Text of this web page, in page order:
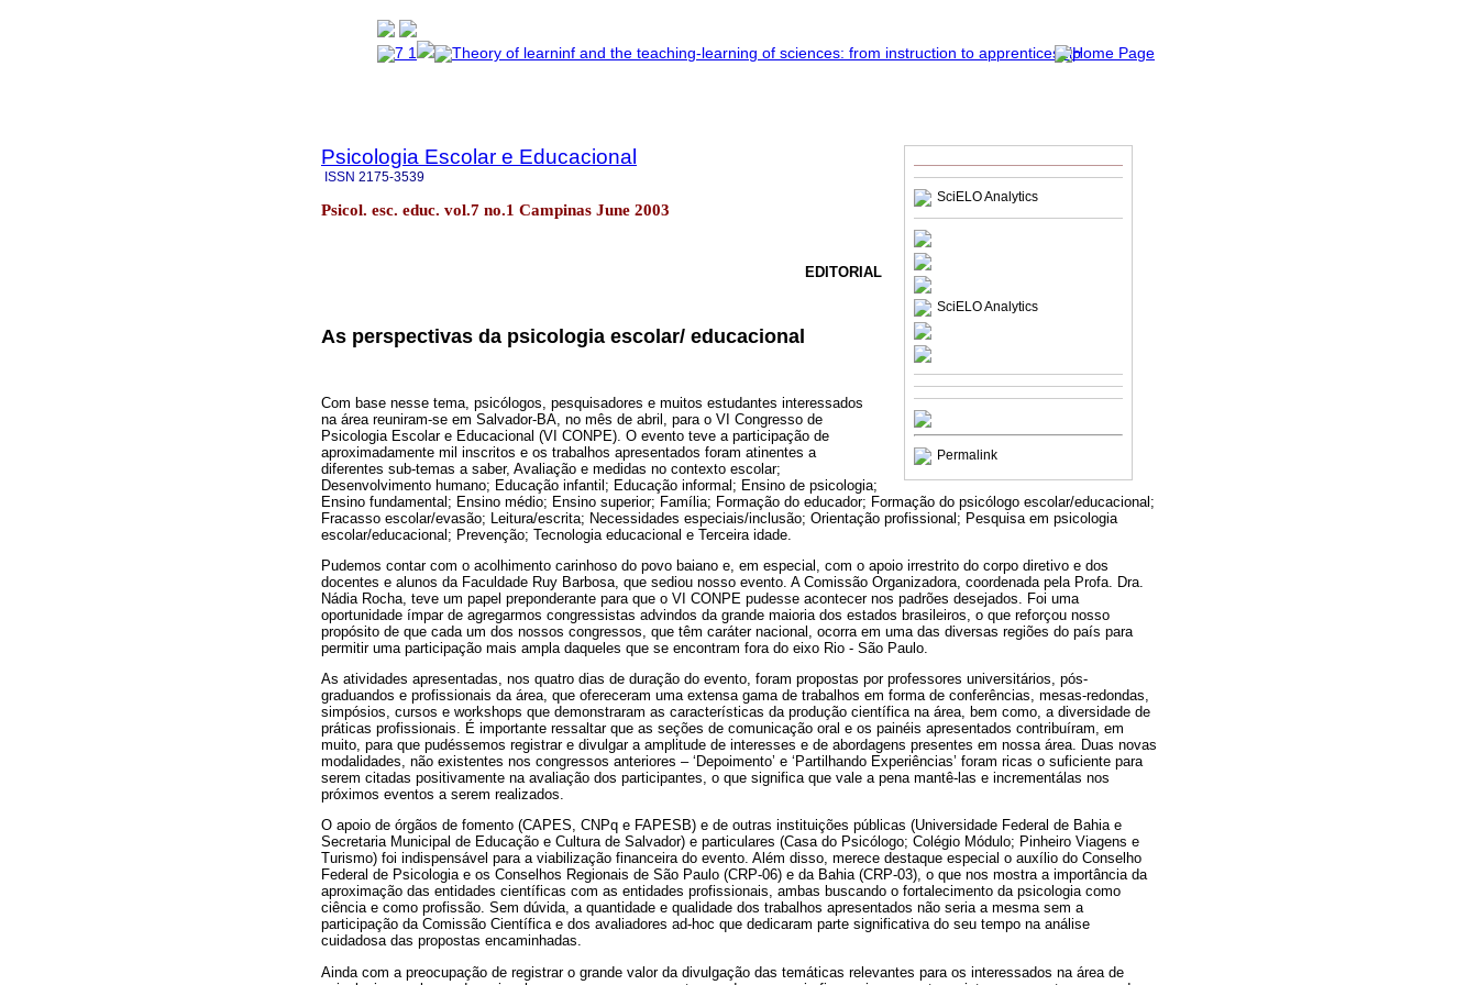
SciELO Analytics
SciELO Analytics
Permalink
Psicologia Escolar e Educacional
ISSN 2175-3539
Psicol. esc. educ. vol.7 no.1 Campinas June 2003
EDITORIAL
As perspectivas da psicologia escolar/ educacional
Com base nesse tema, psicólogos, pesquisadores e muitos estudantes interessados
na área reuniram-se em Salvador-BA, no mês de abril, para o VI Congresso de
Psicologia Escolar e Educacional (VI CONPE). O evento teve a participação de
aproximadamente mil inscritos e os trabalhos apresentados foram atinentes a
diferentes sub-temas a saber, Avaliação e medidas no contexto escolar;
Desenvolvimento humano; Educação infantil; Educação informal; Ensino de psicologia;
Ensino fundamental; Ensino médio; Ensino superior; Família; Formação do educador; Formação do psicólogo escolar/educacional;
Fracasso escolar/evasão; Leitura/escrita; Necessidades especiais/inclusão; Orientação profissional; Pesquisa em psicologia
escolar/educacional; Prevenção; Tecnologia educacional e Terceira idade.
Pudemos contar com o acolhimento carinhoso do povo baiano e, em especial, com o apoio irrestrito do corpo diretivo e dos
docentes e alunos da Faculdade Ruy Barbosa, que sediou nosso evento. A Comissão Organizadora, coordenada pela Profa. Dra.
Nádia Rocha, teve um papel preponderante para que o VI CONPE pudesse acontecer nos padrões desejados. Foi uma
oportunidade ímpar de agregarmos congressistas advindos da grande maioria dos estados brasileiros, o que reforçou nosso
propósito de que cada um dos nossos congressos, que têm caráter nacional, ocorra em uma das diversas regiões do país para
permitir uma participação mais ampla daqueles que se encontram fora do eixo Rio - São Paulo.
As atividades apresentadas, nos quatro dias de duração do evento, foram propostas por professores universitários, pós-
graduandos e profissionais da área, que ofereceram uma extensa gama de trabalhos em forma de conferências, mesas-redondas,
simpósios, cursos e workshops que demonstraram as características da produção científica na área, bem como, a diversidade de
práticas profissionais. É importante ressaltar que as seções de comunicação oral e os painéis apresentados contribuíram, em
muito, para que pudéssemos registrar e divulgar a amplitude de interesses e de abordagens presentes em nossa área. Duas novas
modalidades, não existentes nos congressos anteriores – ‘Depoimento’ e ‘Partilhando Experiências’ foram ricas o suficiente para
serem citadas positivamente na avaliação dos participantes, o que significa que vale a pena mantê-las e incrementálas nos
próximos eventos a serem realizados.
O apoio de órgãos de fomento (CAPES, CNPq e FAPESB) e de outras instituições públicas (Universidade Federal de Bahia e
Secretaria Municipal de Educação e Cultura de Salvador) e particulares (Casa do Psicólogo; Colégio Módulo; Pinheiro Viagens e
Turismo) foi indispensável para a viabilização financeira do evento. Além disso, merece destaque especial o auxílio do Conselho
Federal de Psicologia e os Conselhos Regionais de São Paulo (CRP-06) e da Bahia (CRP-03), o que nos mostra a importância da
aproximação das entidades científicas com as entidades profissionais, ambas buscando o fortalecimento da psicologia como
ciência e como profissão. Sem dúvida, a quantidade e qualidade dos trabalhos apresentados não seria a mesma sem a
participação da Comissão Científica e dos avaliadores ad-hoc que dedicaram parte significativa do seu tempo na análise
cuidadosa das propostas encaminhadas.
Ainda com a preocupação de registrar o grande valor da divulgação das temáticas relevantes para os interessados na área de